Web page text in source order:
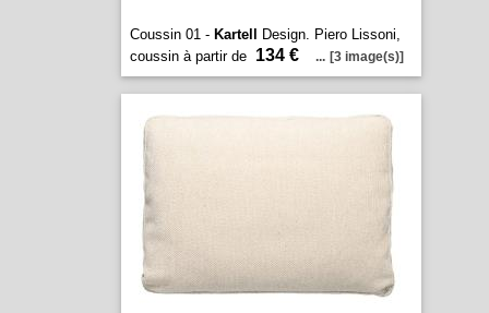
Coussin 01 - Kartell
Design. Piero Lissoni,
coussin à partir de 134 € ... [3 image(s)]